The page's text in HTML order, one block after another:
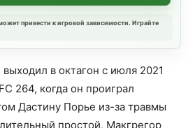
привести к игровой зависимости. Играйте
в октагон с июля 2021
264, когда он проиграл
Дастину Порье из-за травмы
простой, Макгрегор